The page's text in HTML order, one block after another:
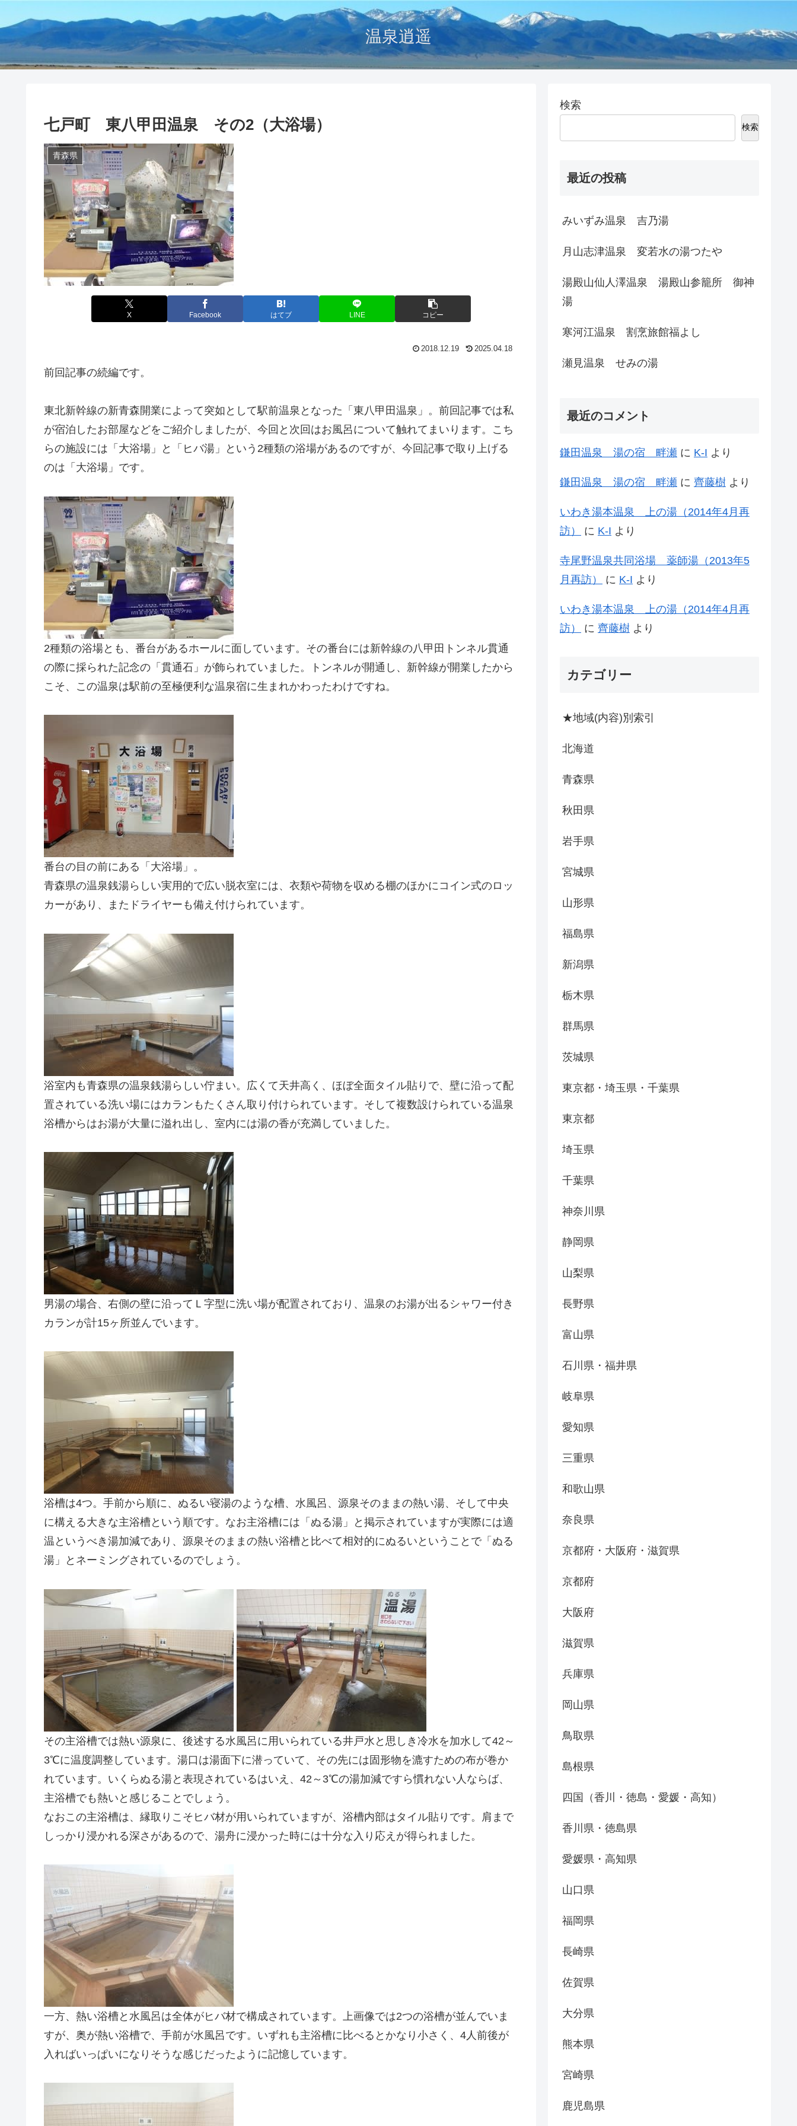
温泉逍遥
七戸町 東八甲田温泉 その2（大浴場）
青森県
X Facebook はてブ LINE コピー
2018.12.19 2025.04.18
前回記事の続編です。
東北新幹線の新青森開業によって突如として駅前温泉となった「東八甲田温泉」。前回記事では私
が宿泊したお部屋などをご紹介しましたが、今回と次回はお風呂について触れてまいります。こち
らの施設には「大浴場」と「ヒバ湯」という2種類の浴場があるのですが、今回記事で取り上げる
のは「大浴場」です。
2種類の浴場とも、番台があるホールに面しています。その番台には新幹線の八甲田トンネル貫通
の際に採られた記念の「貫通石」が飾られていました。トンネルが開通し、新幹線が開業したから
こそ、この温泉は駅前の至極便利な温泉宿に生まれかわったわけですね。
番台の目の前にある「大浴場」。
青森県の温泉銭湯らしい実用的で広い脱衣室には、衣類や荷物を収める棚のほかにコイン式のロッ
カーがあり、またドライヤーも備え付けられています。
浴室内も青森県の温泉銭湯らしい佇まい。広くて天井高く、ほぼ全面タイル貼りで、壁に沿って配
置されている洗い場にはカランもたくさん取り付けられています。そして複数設けられている温泉
浴槽からはお湯が大量に溢れ出し、室内には湯の香が充満していました。
男湯の場合、右側の壁に沿ってＬ字型に洗い場が配置されており、温泉のお湯が出るシャワー付き
カランが計15ヶ所並んでいます。
浴槽は4つ。手前から順に、ぬるい寝湯のような槽、水風呂、源泉そのままの熱い湯、そして中央
に構える大きな主浴槽という順です。なお主浴槽には「ぬる湯」と掲示されていますが実際には適
温というべき湯加減であり、源泉そのままの熱い浴槽と比べて相対的にぬるいということで「ぬる
湯」とネーミングされているのでしょう。
その主浴槽では熱い源泉に、後述する水風呂に用いられている井戸水と思しき冷水を加水して42～
3℃に温度調整しています。湯口は湯面下に潜っていて、その先には固形物を漉すための布が巻か
れています。いくらぬる湯と表現されているはいえ、42～3℃の湯加減ですら慣れない人ならば、
主浴槽でも熱いと感じることでしょう。
なおこの主浴槽は、縁取りこそヒバ材が用いられていますが、浴槽内部はタイル貼りです。肩まで
しっかり浸かれる深さがあるので、湯舟に浸かった時には十分な入り応えが得られました。
一方、熱い浴槽と水風呂は全体がヒバ材で構成されています。上画像では2つの浴槽が並んでいま
すが、奥が熱い浴槽で、手前が水風呂です。いずれも主浴槽に比べるとかなり小さく、4人前後が
入ればいっぱいになりそうな感じだったように記憶しています。
検索
検索
最近の投稿
みいずみ温泉 吉乃湯
月山志津温泉 変若水の湯つたや
湯殿山仙人澤温泉 湯殿山参籠所 御神
湯
寒河江温泉 割烹旅館福よし
瀬見温泉 せみの湯
最近のコメント
鎌田温泉 湯の宿 畔瀬 に K-I より
鎌田温泉 湯の宿 畔瀬 に 齊藤樹 より
いわき湯本温泉 上の湯（2014年4月再
訪）
に K-I より
寺尾野温泉共同浴場 薬師湯（2013年5
月再訪）
に K-I より
いわき湯本温泉 上の湯（2014年4月再
訪）
に 齊藤樹 より
カテゴリー
★地域(内容)別索引
北海道
青森県
秋田県
岩手県
宮城県
山形県
福島県
新潟県
栃木県
群馬県
茨城県
東京都・埼玉県・千葉県
東京都
埼玉県
千葉県
神奈川県
静岡県
山梨県
長野県
富山県
石川県・福井県
岐阜県
愛知県
三重県
和歌山県
奈良県
京都府・大阪府・滋賀県
京都府
大阪府
滋賀県
兵庫県
岡山県
鳥取県
島根県
四国（香川・徳島・愛媛・高知）
香川県・徳島県
愛媛県・高知県
山口県
福岡県
長崎県
佐賀県
大分県
熊本県
宮崎県
鹿児島県